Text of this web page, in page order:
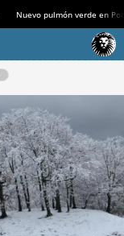
Nuevo pulmón verde en